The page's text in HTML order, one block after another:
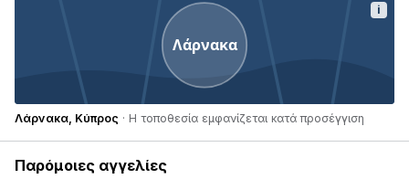
Λάρνακα
i
Λάρνακα, Κύπρος · Η τοποθεσία εμφανίζεται κατά προσέγγιση
Παρόμοιες αγγελίες